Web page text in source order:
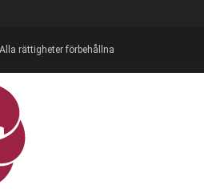
rättigheter förbehållna